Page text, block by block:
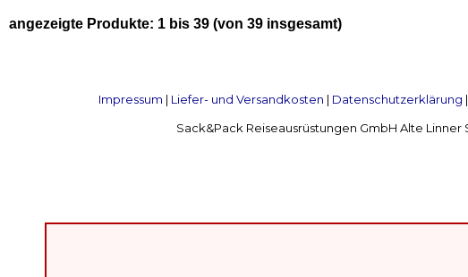
angezeigte Produkte: 1 bis 39 (von 39 insgesamt)
Impressum | Liefer- und Versandkosten | Datenschutzerklärung |
Sack&Pack Reiseausrüstungen GmbH Alte Linner